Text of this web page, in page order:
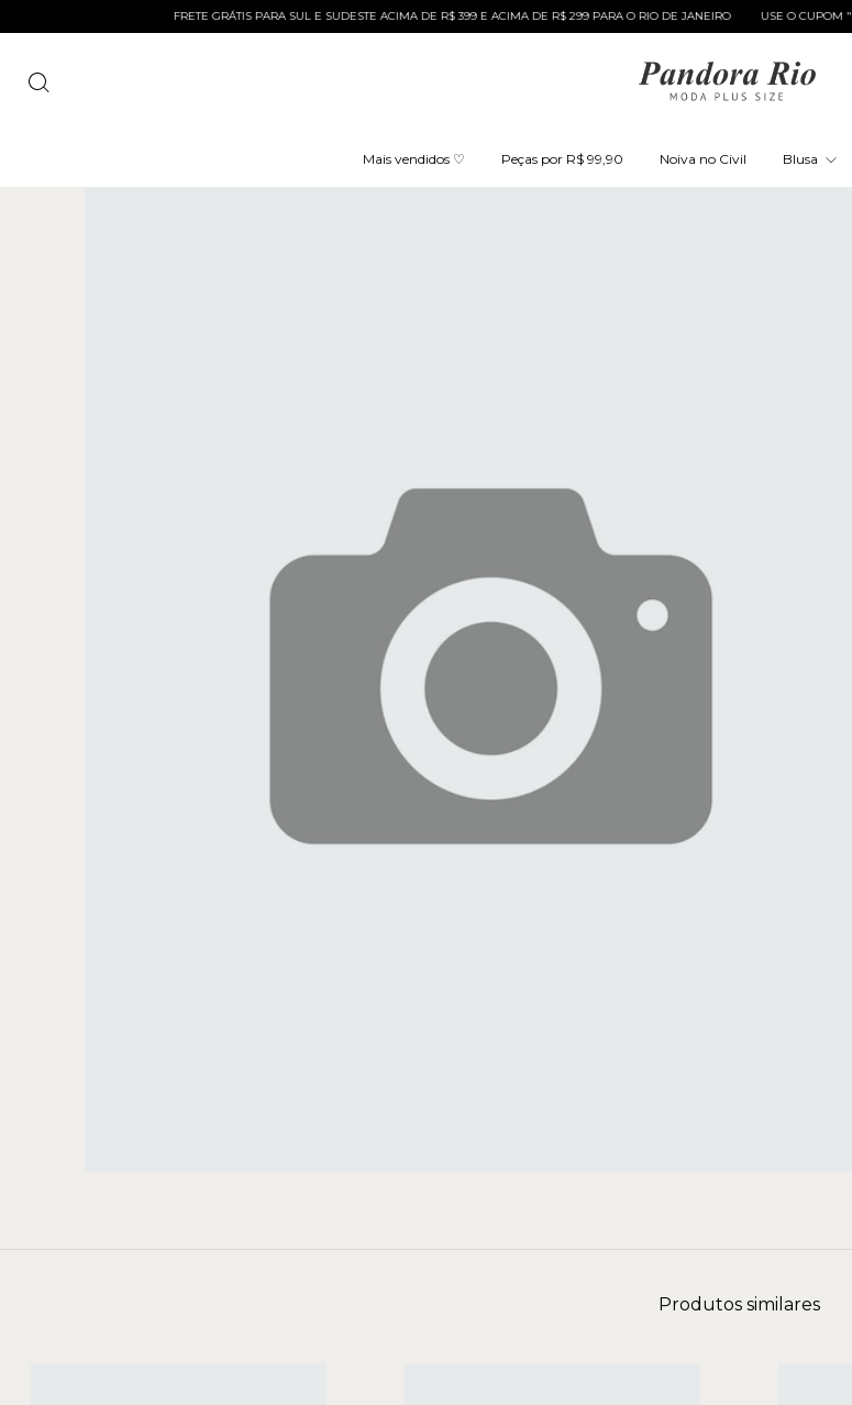
FRETE GRÁTIS PARA SUL E SUDESTE ACIMA DE R$ 399 E ACIMA DE R$ 299 PARA O RIO DE JANEIRO USE O CUPOM
Mais vendidos ♡ Peças por R$ 99,90 Noiva no Civil Blusa
Produtos similares